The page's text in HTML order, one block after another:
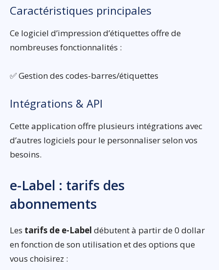
Caractéristiques principales
Ce logiciel d’impression d’étiquettes offre de
nombreuses fonctionnalités :
✅ Gestion des codes-barres/étiquettes
Intégrations & API
Cette application offre plusieurs intégrations avec
d’autres logiciels pour le personnaliser selon vos
besoins.
e-Label : tarifs des
abonnements
Les tarifs de e-Label débutent à partir de 0 dollar
en fonction de son utilisation et des options que
vous choisirez :